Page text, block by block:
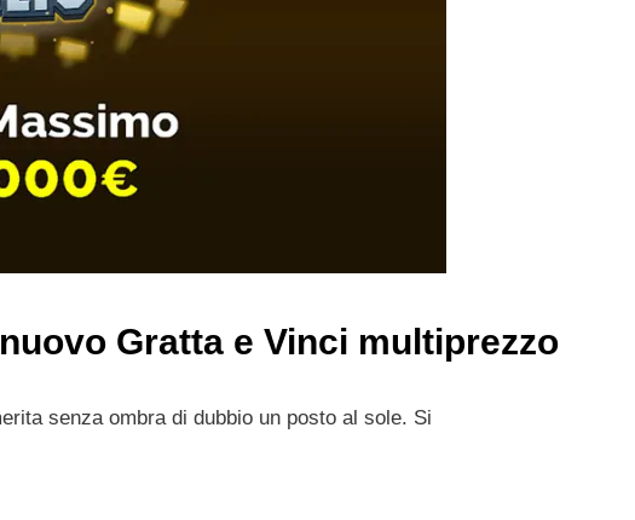
Gratta e Vinci multiprezzo
senza ombra di dubbio un posto al sole. Si